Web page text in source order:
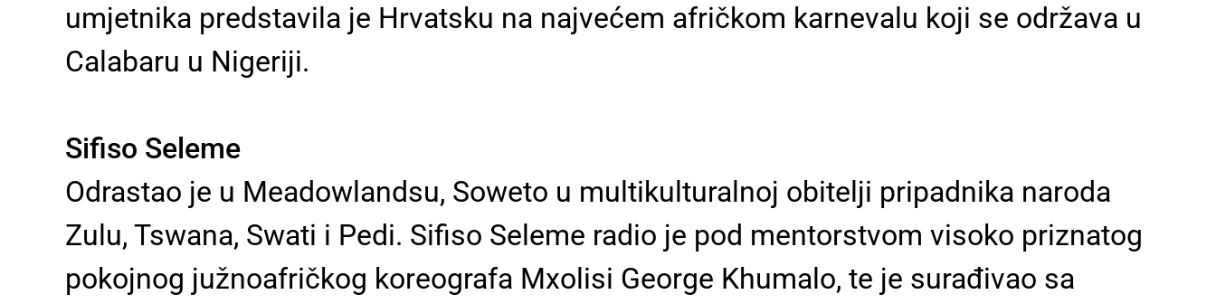
umjetnika predstavila je Hrvatsku na najvećem afričkom karnevalu koji se održava u
Calabaru u Nigeriji.
Sifiso Seleme
Odrastao je u Meadowlandsu, Soweto u multikulturalnoj obitelji pripadnika naroda
Zulu, Tswana, Swati i Pedi. Sifiso Seleme radio je pod mentorstvom visoko priznatog
pokojnog južnoafričkog koreografa Mxolisi George Khumalo, te je surađivao sa